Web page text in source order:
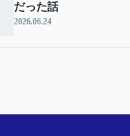
だった話
2026.06.24